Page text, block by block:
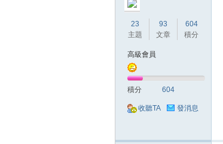
23
主題
93
文章
604
積分
高級會員
積分 604
收聽TA 發消息